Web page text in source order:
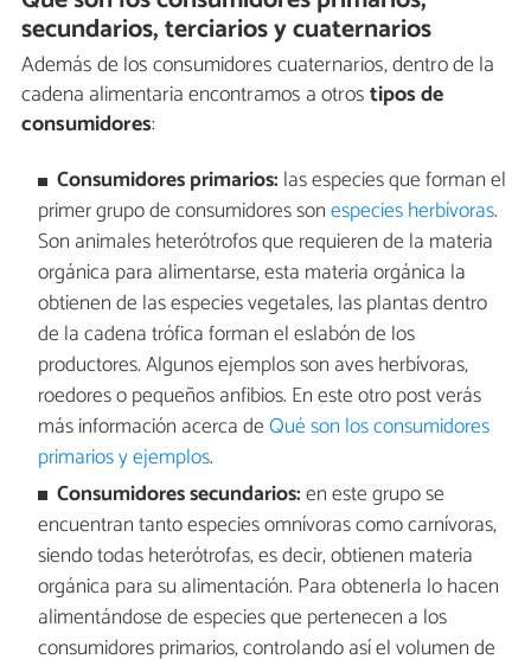
secundarios, terciarios y cuaternarios
Además de los consumidores cuaternarios, dentro de la
cadena alimentaria encontramos a otrostipos de
consumidores:
Consumidores primarios: las especies que forman el
primer grupo de consumidores sonespecies herbívoras.
Son animales heterótrofos que requieren de la materia
orgánica para alimentarse, esta materia orgánica la
obtienen de las especies vegetales, las plantas dentro
de la cadena trófica forman el eslabón de los
productores.Algunos ejemplos son aves herbívoras,
roedores o pequeños anfibios. En este otro post verás
más información acerca deQué son los consumidores
primarios y ejemplos.
Consumidores secundarios:en este grupo se
encuentran tanto especies omnívoras como carnívoras,
siendo todas heterótrofas, es decir, obtienen materia
orgánica para su alimentación. Para obtenerla lo hacen
alimentándose de especies que pertenecen a los
consumidores primarios, controlando así el volumen de